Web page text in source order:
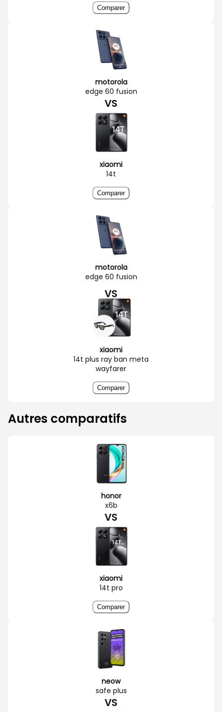
Comparer
motorola
edge 60 fusion
VS
xiaomi
14t
Comparer
motorola
edge 60 fusion
VS
xiaomi
14t plus ray ban meta
wayfarer
Comparer
Autres comparatifs
honor
x6b
VS
xiaomi
14t pro
Comparer
neow
safe plus
VS